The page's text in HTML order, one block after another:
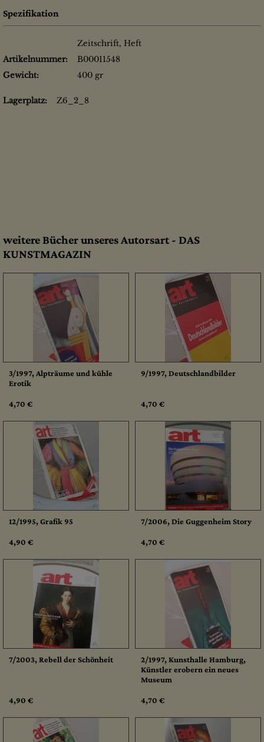
Spezifikation
Zeitschrift, Heft
Artikelnummer:
B00011548
Gewicht:
400 gr
Lagerplatz: Z6_2_8
weitere Bücher unseres Autorsart - DAS
KUNSTMAGAZIN
3/1997, Alpträume und kühle
Erotik
4,70 €
9/1997, Deutschlandbilder
4,70 €
12/1995, Grafik 95
4,90 €
7/2006, Die Guggenheim Story
4,70 €
7/2003, Rebell der Schönheit
4,90 €
2/1997, Kunsthalle Hamburg,
Künstler erobern ein neues
Museum
4,70 €